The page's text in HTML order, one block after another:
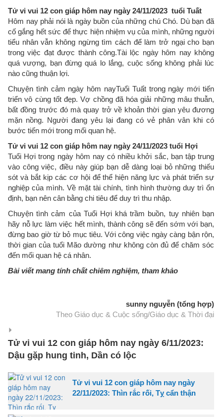
Tử vi vui 12 con giáp hôm nay ngày 24/11/2023 tuổi Tuất
Hôm nay phải nói là ngày buồn của những chú Chó. Dù bạn đã
cố gắng hết sức để thực hiện nhiệm vụ của mình, những người
tiểu nhân vẫn không ngừng tìm cách để làm trở ngại cho bạn
trong việc đạt được thành công.Tài lộc ngày hôm nay không
quá vượng, bạn đừng quá lo lắng, cuộc sống không phải lúc
nào cũng thuận lợi.
Chuyện tình cảm ngày hôm nayTuổi Tuất trong ngày mới tiến
triển vô cùng tốt đẹp. Vợ chồng đã hóa giải những mâu thuẫn,
bất đồng trước đó mà quay trở về khoản thời gian yêu đương
mặn nồng. Người đang yêu lại đang có vẻ phân vân khi có
bước tiến mới trong mối quan hệ.
Tử vi vui 12 con giáp hôm nay ngày 24/11/2023 tuổi Hợi
Tuổi Hợi trong ngày hôm nay có nhiều khởi sắc, bạn tập trung
vào công việc, điều này giúp bạn dễ dàng loại bỏ những thiếu
sót và bắt kịp các cơ hội để thể hiện năng lực và phát triển sự
nghiệp của mình. Về mặt tài chính, tình hình thường duy trì ổn
định, bạn nên cân bằng chi tiêu để duy trì thu nhập.
Chuyện tình cảm của Tuổi Hợi khá trầm buồn, tuy nhiên bạn
hãy nỗ lực làm việc hết mình, thành công sẽ đến sớm với bạn,
đừng bao giờ từ bỏ mục tiêu. Với công việc ngày càng bận rộn,
thời gian của tuổi Mão dường như không còn đủ để chăm sóc
đến mối quan hệ cá nhân.
Bài viết mang tính chất chiêm nghiệm, tham khảo
sunny nguyễn (tổng hợp)
Theo Giáo dục & Cuộc sống/Giáo dục & Thời đại
Tử vi vui 12 con giáp hôm nay ngày 6/11/2023:
Dậu gặp hung tinh, Dần có lộc
Tử vi vui 12 con giáp hôm nay ngày
22/11/2023: Thìn rắc rối, Tỵ cẩn thận